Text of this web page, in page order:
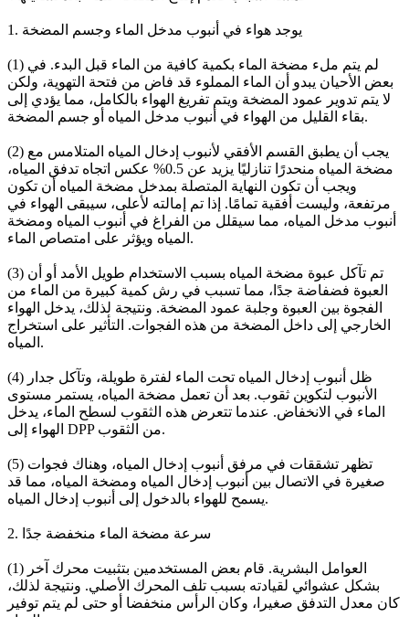
1. يوجد هواء في أنبوب مدخل الماء وجسم المضخة
(1) لم يتم ملء مضخة الماء بكمية كافية من الماء قبل البدء. في
بعض الأحيان يبدو أن الماء المملوء قد فاض من فتحة التهوية، ولكن
لا يتم تدوير عمود المضخة ويتم تفريغ الهواء بالكامل، مما يؤدي إلى
بقاء القليل من الهواء في أنبوب مدخل المياه أو جسم المضخة.
(2) يجب أن يطبق القسم الأفقي لأنبوب إدخال المياه المتلامس مع
مضخة المياه منحدرًا تنازليًا يزيد عن 0.5% عكس اتجاه تدفق المياه،
ويجب أن تكون النهاية المتصلة بمدخل مضخة المياه أن تكون
مرتفعة، وليست أفقية تمامًا. إذا تم إمالته لأعلى، سيبقى الهواء في
أنبوب مدخل المياه، مما سيقلل من الفراغ في أنبوب المياه ومضخة
المياه ويؤثر على امتصاص الماء.
(3) تم تآكل عبوة مضخة المياه بسبب الاستخدام طويل الأمد أو أن
العبوة فضفاضة جدًا، مما تسبب في رش كمية كبيرة من الماء من
الفجوة بين العبوة وجلبة عمود المضخة. ونتيجة لذلك، يدخل الهواء
الخارجي إلى داخل المضخة من هذه الفجوات. التأثير على استخراج
المياه.
(4) ظل أنبوب إدخال المياه تحت الماء لفترة طويلة، وتآكل جدار
الأنبوب لتكوين ثقوب. بعد أن تعمل مضخة المياه، يستمر مستوى
الماء في الانخفاض. عندما تتعرض هذه الثقوب لسطح الماء، يدخل
الهواء إلى DPP من الثقوب.
(5) تظهر تشققات في مرفق أنبوب إدخال المياه، وهناك فجوات
صغيرة في الاتصال بين أنبوب إدخال المياه ومضخة المياه، مما قد
يسمح للهواء بالدخول إلى أنبوب إدخال المياه.
2. سرعة مضخة الماء منخفضة جدًا
(1) العوامل البشرية. قام بعض المستخدمين بتثبيت محرك آخر
بشكل عشوائي لقيادته بسبب تلف المحرك الأصلي. ونتيجة لذلك،
كان معدل التدفق صغيرا، وكان الرأس منخفضا أو حتى لم يتم توفير